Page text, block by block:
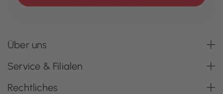
Über uns
Service & Filialen
Rechtliches